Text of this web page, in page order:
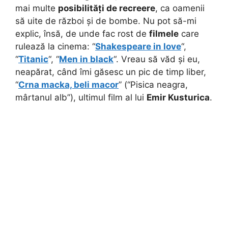
mai multe posibilități de recreere, ca oamenii
să uite de război și de bombe. Nu pot să-mi
explic, însă, de unde fac rost de filmele care
rulează la cinema: “Shakespeare in love“,
“Titanic“, “Men in black“. Vreau să văd și eu,
neapărat, când îmi găsesc un pic de timp liber,
“Crna macka, beli macor” (“Pisica neagra,
mârtanul alb”), ultimul film al lui Emir Kusturica.